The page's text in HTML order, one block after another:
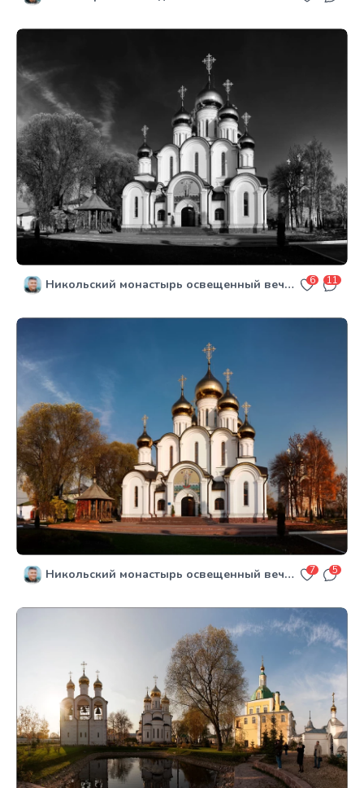
Никольский монастырь освещенный вечерним солнцем b&w 6 11
Никольский монастырь освещенный вечерним солнцем 7 5